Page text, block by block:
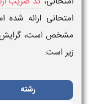
امتحانی ارائه
مشخص است،
زیر است.
رشته